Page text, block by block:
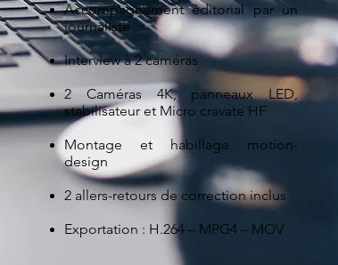
Accompagnement éditorial par un
journaliste
Interview à 2 caméras
2 Caméras 4K, panneaux LED,
stabilisateur et Micro cravate HF
Montage et habillage motion-
design
2 allers-retours de correction inclus
Exportation : H.264 – MPG4 – MOV